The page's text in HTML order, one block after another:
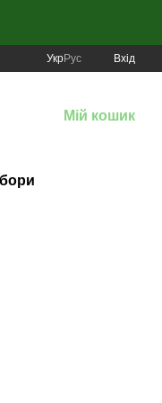
УкрРус Вхід
Мій кошик